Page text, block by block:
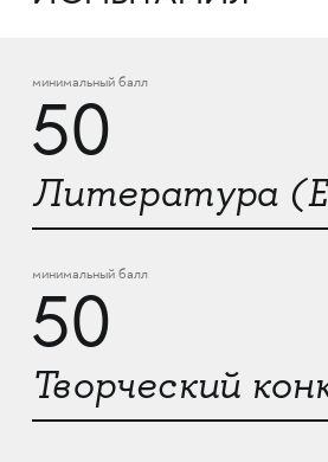
минимальный балл
50
Литература
минимальный балл
50
Творческий